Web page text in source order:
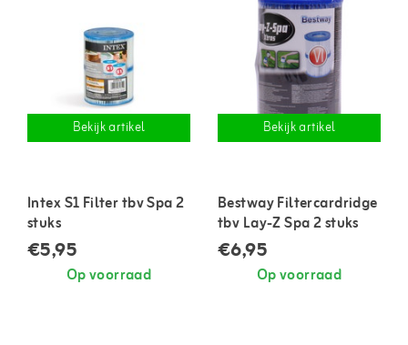
Bekijk artikel
Intex S1 Filter tbv Spa 2
stuks
€5,95
Op voorraad
Bekijk artikel
Bestway Filtercardridge
tbv Lay-Z Spa 2 stuks
€6,95
Op voorraad